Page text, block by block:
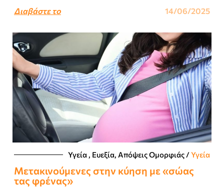
Διαβάστε το 14/06/2025
Υγεία , Ευεξία, Απόψεις Ομορφιάς​ /Υγεία
Μετακινούμενες στην κύηση με «σώας
τας φρένας»